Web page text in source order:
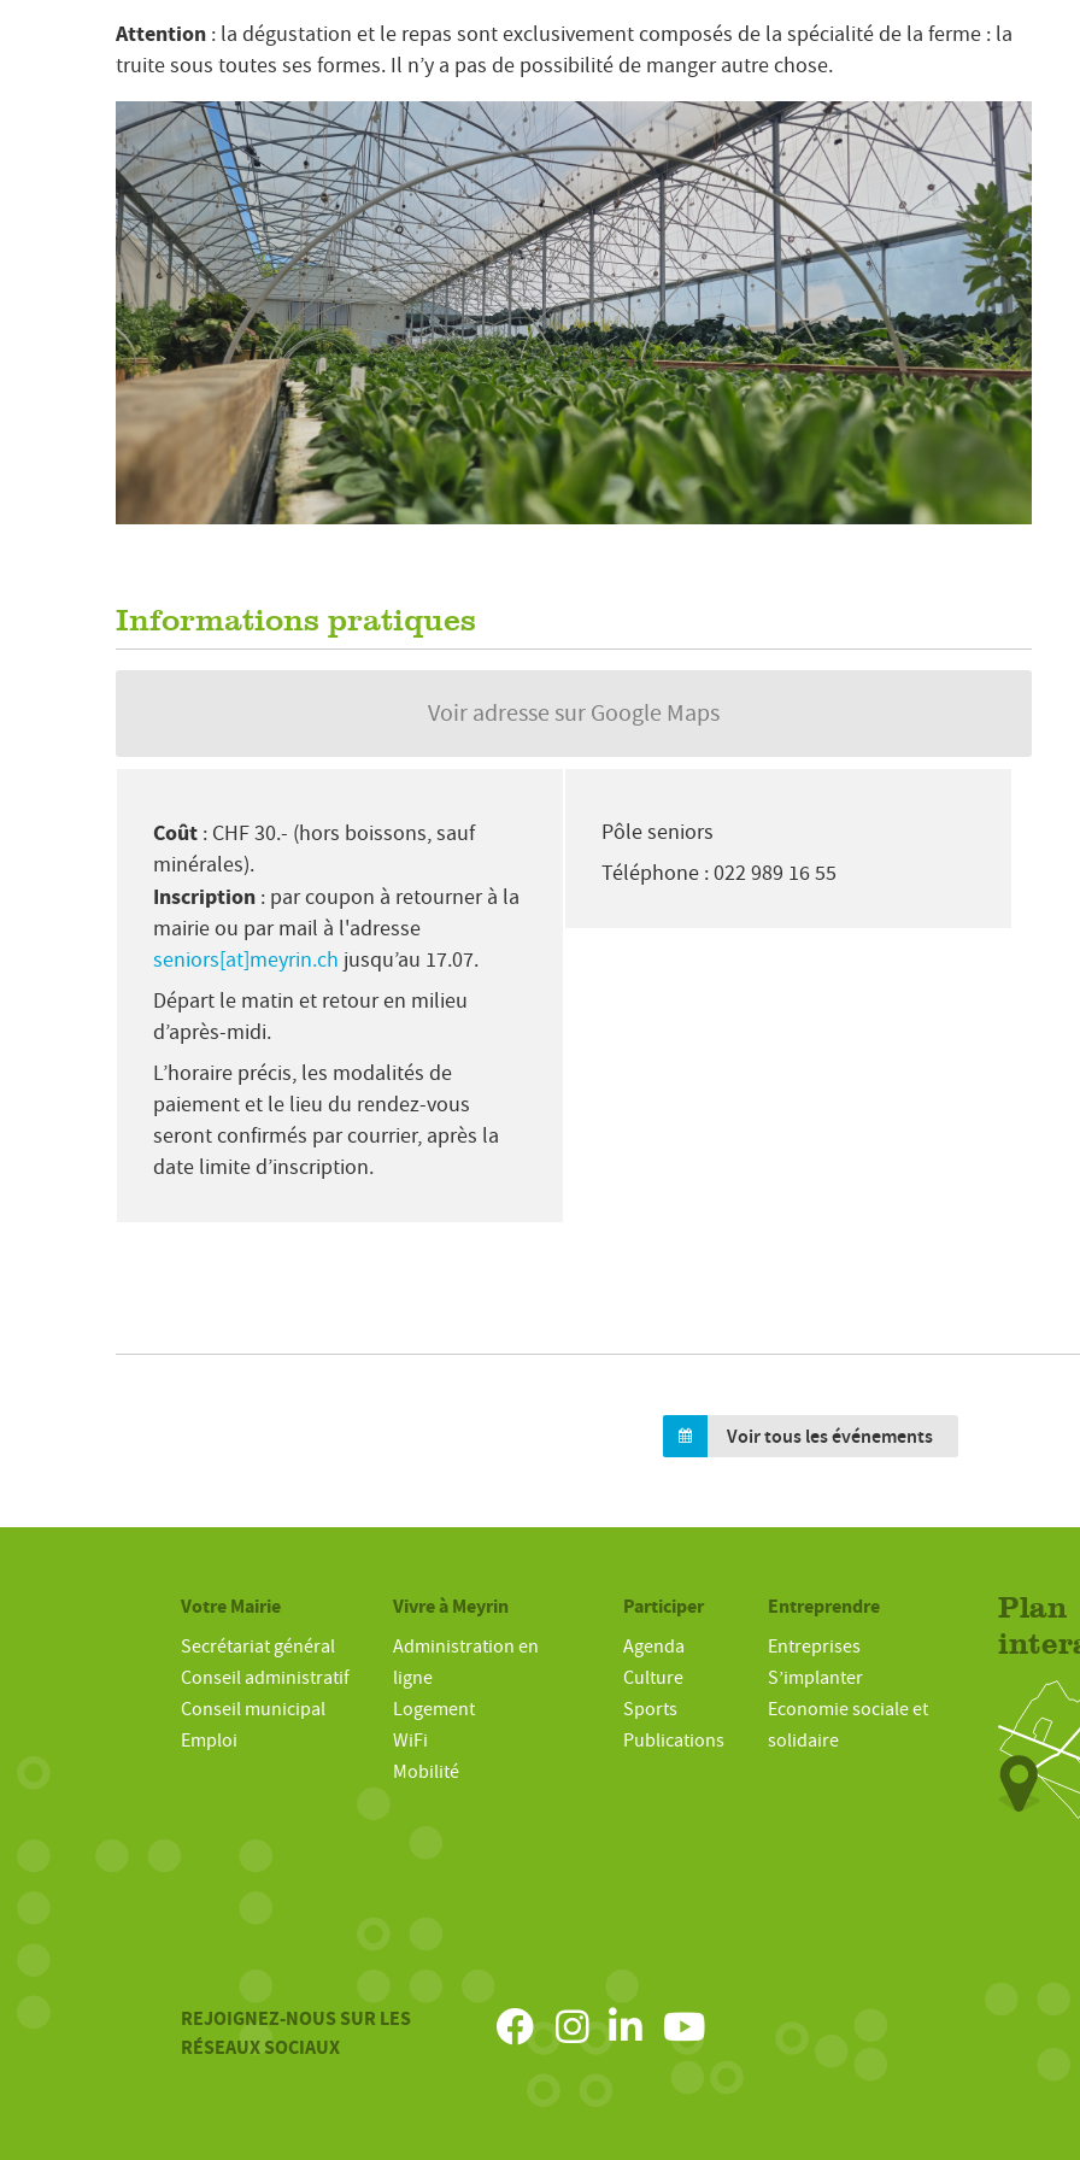
Attention : la dégustation et le repas sont exclusivement composés de la spécialité de la ferme : la
truite sous toutes ses formes. Il n’y a pas de possibilité de manger autre chose.
Informations pratiques
Voir adresse sur Google Maps
Coût : CHF 30.- (hors boissons, sauf
minérales).
Inscription : par coupon à retourner à la
mairie ou par mail à l'adresse
seniors[at]meyrin.ch jusqu’au 17.07.
Départ le matin et retour en milieu
d’après-midi.
L’horaire précis, les modalités de
paiement et le lieu du rendez-vous
seront confirmés par courrier, après la
date limite d’inscription.
Pôle seniors
Téléphone : 022 989 16 55
Voir tous les événements
Votre Mairie
Secrétariat général
Conseil administratif
Conseil municipal
Emploi
Vivre à Meyrin
Administration en
ligne
Logement
WiFi
Mobilité
Participer
Agenda
Culture
Sports
Publications
Entreprendre
Entreprises
S’implanter
Economie sociale et
solidaire
Plan
REJOIGNEZ-NOUS SUR LES
RÉSEAUX SOCIAUX